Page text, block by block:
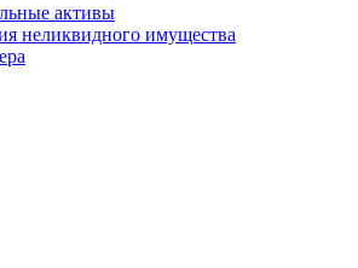
активы
неликвидного имущества